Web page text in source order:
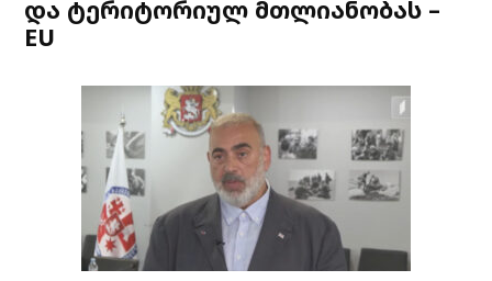
და ტერიტორიულ მთლიანობას –
EU